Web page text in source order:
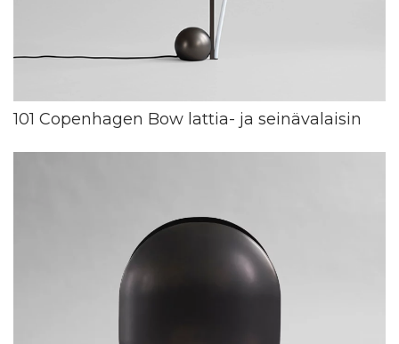
101 Copenhagen Bow lattia- ja seinävalaisin